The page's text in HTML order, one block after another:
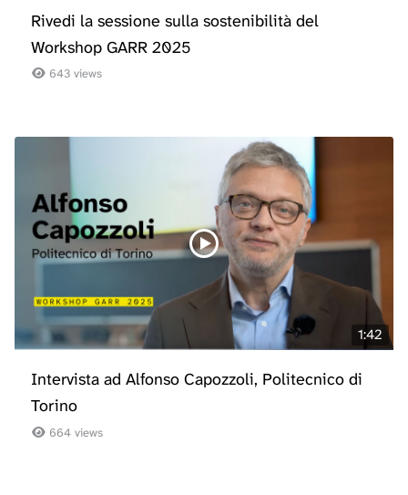
Rivedi la sessione sulla sostenibilità del
Workshop GARR 2025
643 views
1:42
Intervista ad Alfonso Capozzoli, Politecnico di
Torino
664 views